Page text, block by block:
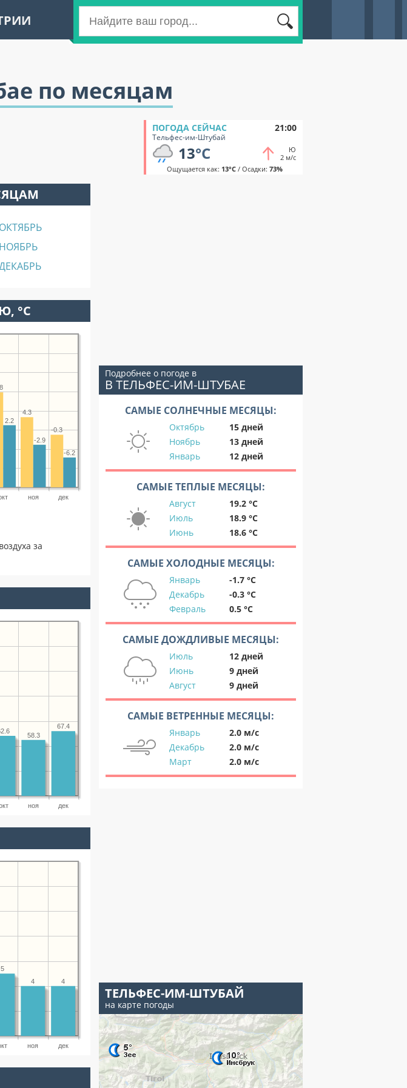
по месяцам
ПОГОДА СЕЙЧАС 21:00
Тельфес-им-Штубай
13°C
Ю
2 м/с
Ощущается как: 13°C/ Осадки: 73%
ОКТЯБРЬ
НОЯБРЬ
°C
ноя дек
-0.3
4.3
-6.2
-2.9
2.2
за
ноя дек
67.4
58.3
ноя дек
4
4
5
Подробнее о погоде в
В ТЕЛЬФЕС-ИМ-ШТУБАЕ
САМЫЕ СОЛНЕЧНЫЕ МЕСЯЦЫ:
Октябрь
15 дней
Ноябрь
13 дней
Январь
12 дней
САМЫЕ ТЕПЛЫЕ МЕСЯЦЫ:
Август
19.2 °C
Июль
18.9 °C
Июнь
18.6 °C
САМЫЕ ХОЛОДНЫЕ МЕСЯЦЫ:
Январь
-1.7 °C
Декабрь
-0.3 °C
Февраль
0.5 °C
САМЫЕ ДОЖДЛИВЫЕ МЕСЯЦЫ:
Июль
12 дней
Июнь
9 дней
Август
9 дней
САМЫЕ ВЕТРЕННЫЕ МЕСЯЦЫ:
Январь
2.0 м/с
Декабрь
2.0 м/с
Март
2.0 м/с
ТЕЛЬФЕС-ИМ-ШТУБАЙ
на карте погоды